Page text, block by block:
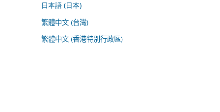
日本語 (日本)
繁體中文 (台灣)
繁體中文 (香港特別行政區)